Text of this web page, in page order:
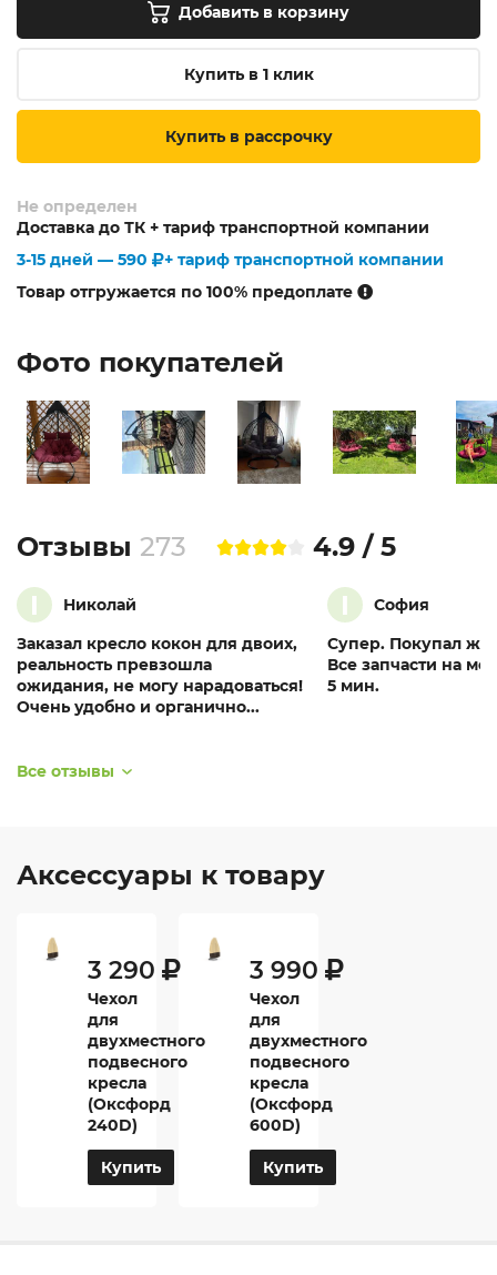
Добавить в корзину
Купить в 1 клик
Купить в рассрочку
Не определен
Доставка до ТК + тариф транспортной компании
3-15 дней — 590
+ тариф транспортной компании
Товар отгружается по 100% предоплате
Фото покупателей
Отзывы 273
4.9 / 5
I
Николай
Заказал кресло кокон для двоих,
реальность превзошла
ожидания, не могу нарадоваться!
Очень удобно и органично...
I
София
Супер. Покупал
Все запчасти на
5 мин.
Все отзывы
Аксессуары к товару
3 290
Чехол
для
двухместного
подвесного
кресла
(Оксфорд
240D)
Купить
3 990
Чехол
для
двухместного
подвесного
кресла
(Оксфорд
600D)
Купить